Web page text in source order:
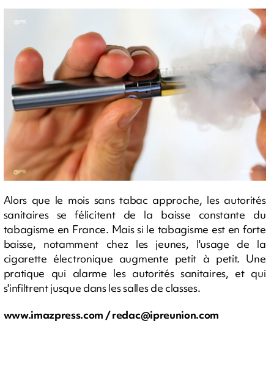
Alors que le mois sans tabac approche, les autorités
sanitaires se félicitent de la baisse constante du
tabagisme en France. Mais si le tabagisme est en forte
baisse, notamment chez les jeunes, l'usage de la
cigarette électronique augmente petit à petit. Une
pratique qui alarme les autorités sanitaires, et qui
s'infiltrent jusque dans les salles de classes.
www.imazpress.com /redac@ipreunion.com